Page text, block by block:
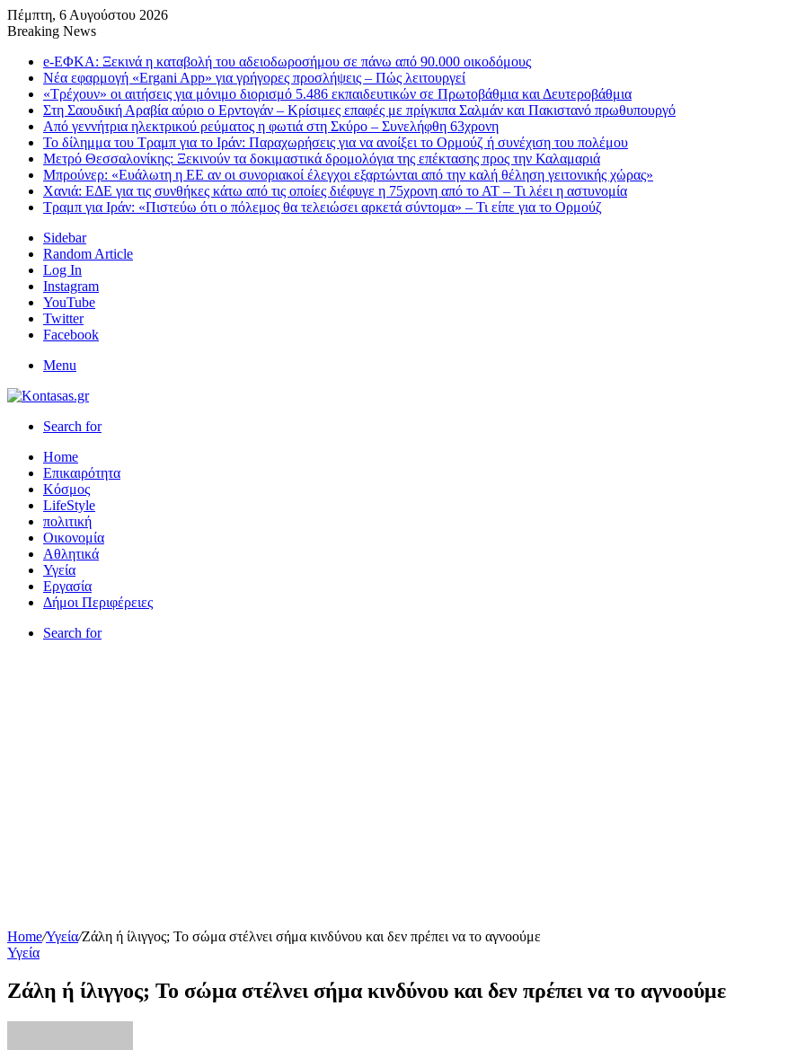
Πέμπτη, 6 Αυγούστου 2026
Breaking News
e-ΕΦΚΑ: Ξεκινά η καταβολή του αδειοδωροσήμου σε πάνω από 90.000 οικοδόμους
Νέα εφαρμογή «Ergani App» για γρήγορες προσλήψεις – Πώς λειτουργεί
«Τρέχουν» οι αιτήσεις για μόνιμο διορισμό 5.486 εκπαιδευτικών σε Πρωτοβάθμια και Δευτεροβάθμια
Στη Σαουδική Αραβία αύριο ο Ερντογάν – Κρίσιμες επαφές με πρίγκιπα Σαλμάν και Πακιστανό πρωθυπουργό
Από γεννήτρια ηλεκτρικού ρεύματος η φωτιά στη Σκύρο – Συνελήφθη 63χρονη
Το δίλημμα του Τραμπ για το Ιράν: Παραχωρήσεις για να ανοίξει το Ορμούζ ή συνέχιση του πολέμου
Μετρό Θεσσαλονίκης: Ξεκινούν τα δοκιμαστικά δρομολόγια της επέκτασης προς την Καλαμαριά
Μπρούνερ: «Ευάλωτη η ΕΕ αν οι συνοριακοί έλεγχοι εξαρτώνται από την καλή θέληση γειτονικής χώρας»
Χανιά: ΕΔΕ για τις συνθήκες κάτω από τις οποίες διέφυγε η 75χρονη από το ΑΤ – Τι λέει η αστυνομία
Τραμπ για Ιράν: «Πιστεύω ότι ο πόλεμος θα τελειώσει αρκετά σύντομα» – Τι είπε για το Ορμούζ
Sidebar
Random Article
Log In
Instagram
YouTube
Twitter
Facebook
Menu
Search for
Home
Επικαιρότητα
Κόσμος
LifeStyle
πολιτική
Οικονομία
Αθλητικά
Υγεία
Εργασία
Δήμοι Περιφέρειες
Search for
Home/Υγεία/Ζάλη ή ίλιγγος; Το σώμα στέλνει σήμα κινδύνου και δεν πρέπει να το αγνοούμε
Υγεία
Ζάλη ή ίλιγγος; Το σώμα στέλνει σήμα κινδύνου και δεν πρέπει να το αγνοούμε